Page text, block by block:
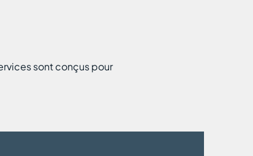
sont conçus pour